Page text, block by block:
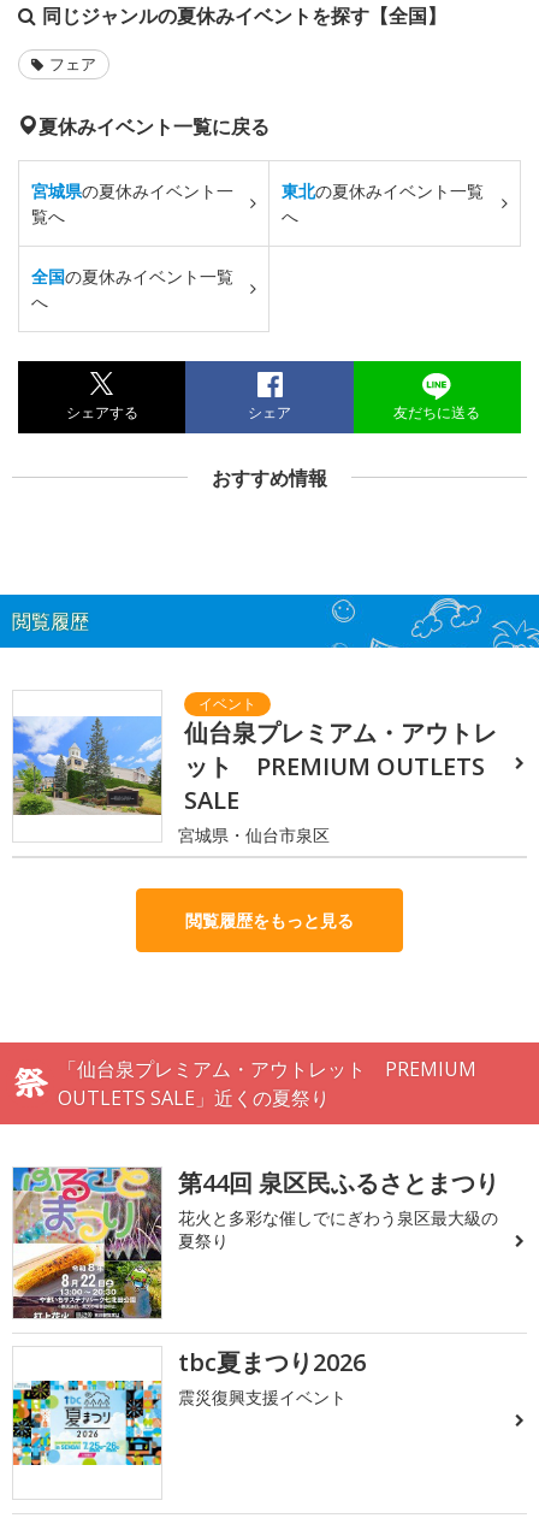
同じジャンルの夏休みイベントを探す【全国】
フェア
夏休みイベント一覧に戻る
宮城県の夏休みイベント一
覧へ
東北の夏休みイベント一覧
へ
全国の夏休みイベント一覧
へ
シェアする シェア 友だちに送る
おすすめ情報
閲覧履歴
仙台泉プレミアム・アウトレ
ット PREMIUM OUTLETS
SALE
宮城県・仙台市泉区
閲覧履歴をもっと見る
「仙台泉プレミアム・アウトレット PREMIUM
OUTLETS SALE」近くの夏祭り
第44回 泉区民ふるさとまつり
花火と多彩な催しでにぎわう泉区最大級の
夏祭り
tbc夏まつり2026
震災復興支援イベント